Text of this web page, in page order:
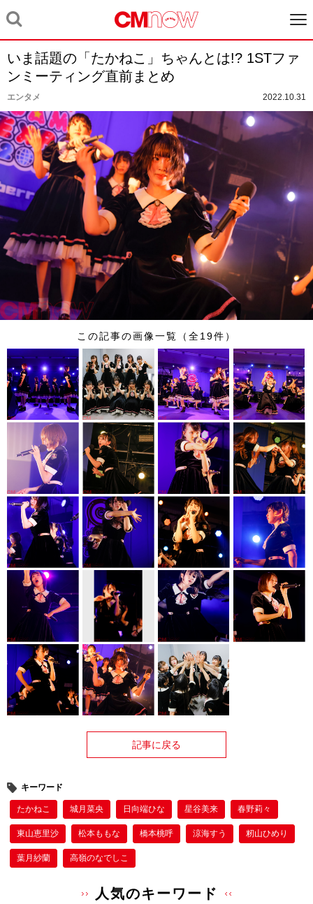
いま話題の「たかねこ」ちゃんとは!? 1STファ
ンミーティング直前まとめ
エンタメ 2022.10.31
この記事の画像一覧（全19件）
記事に戻る
キーワード
たかねこ 城月菜央 日向端ひな 星谷美来 春野莉々
東山恵里沙 松本ももな 橋本桃呼 涼海すう 籾山ひめり
葉月紗蘭 高嶺のなでしこ
人気のキーワード